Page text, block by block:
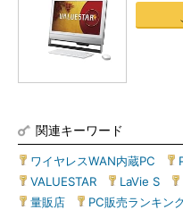
関連キーワード
ワイヤレスWAN内蔵PC
VALUESTAR
LaVie S
量販店
PC販売ランキン